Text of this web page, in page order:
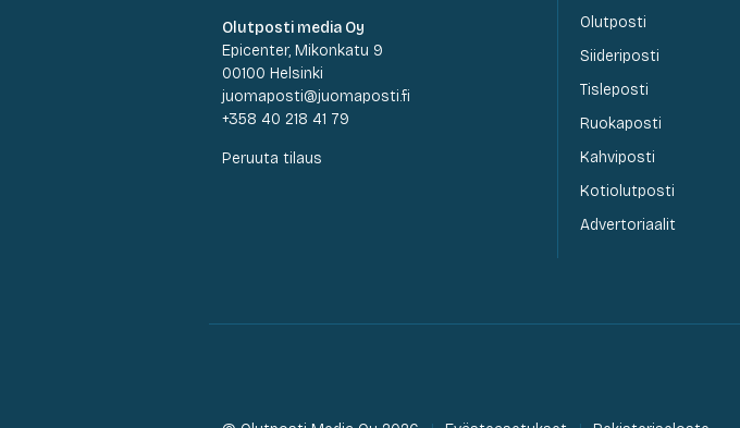
Olutposti media Oy
Epicenter, Mikonkatu 9
00100 Helsinki
juomaposti@juomaposti.fi
+358 40 218 41 79
Peruuta tilaus
Olutposti
Siideriposti
Tisleposti
Ruokaposti
Kahviposti
Kotiolutposti
Advertoriaalit